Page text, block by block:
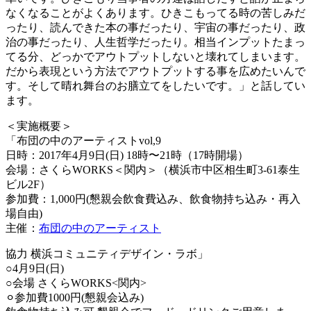
なくなることがよくあります。ひきこもってる時の苦しみだ
ったり、読んできた本の事だったり、宇宙の事だったり、政
治の事だったり、人生哲学だったり。相当インプットたまっ
てる分、どっかでアウトプットしないと壊れてしまいます。
だから表現という方法でアウトプットする事を広めたいんで
す。そして晴れ舞台のお膳立てをしたいです。」と話してい
ます。
＜実施概要＞
「布団の中のアーティストvol,9
日時：2017年4月9日(日) 18時〜21時（17時開場）
会場：さくらWORKS＜関内＞（横浜市中区相生町3-61泰生
ビル2F）
参加費：1,000円(懇親会飲食費込み、飲食物持ち込み・再入
場自由)
主催： 布団の中のアーティスト
協力 横浜コミュニティデザイン・ラボ」
○4月9日(日)
○会場 さくらWORKS<関内>
⚪︎参加費1000円(懇親会込み)